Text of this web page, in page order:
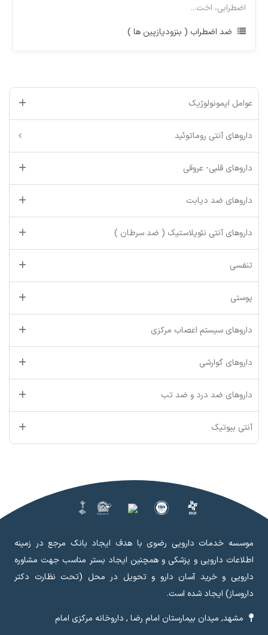
اضطرابی، اخت...
ضد اضطراب ( بنزودیازپین ها )
عوامل ایمونولوژیک
داروهای آنتی روماتوئید
داروهای قلبی- عروقی
داروهای ضد دیابت
داروهای آنتی نئوپلاستیک ( ضد سرطان )
تنفسی
پوستی
داروهای سیستم اعصاب مرکزی
داروهای گوارشی
داروهای ضد درد و ضد تب
آنتی بیوتیک
موسسه خدمات دارویی رضوی با هدف ایجاد بانک مرجع در زمینه
اطلاعات دارویی و پزشکی و همچنین ایجاد بستر مناسب جهت مشاوره
دارویی و خرید آسان دارو و تحویل در محل (تحت نظارت دکتر
داروساز) ایجاد شده است.
مشهد, میدان بیمارستان امام رضا , داروخانه مرکزی امام